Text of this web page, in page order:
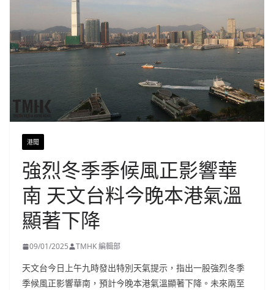
港聞
強烈冬季季候風正影響華
南 天文台料今晚本港氣溫
顯著下降
09/01/2025 TMHK 編輯部
天文台今日上午九時發出特別天氣提示，指出一股強烈冬季
季候風正影響華南，預計今晚本港氣溫顯著下降。未來兩至